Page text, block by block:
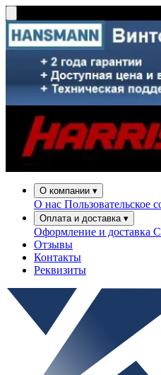
О компании ▾
О нас Пользовательское
Оплата и доставка ▾
Оформление и доставка
Отзывы
Контакты
Реквизиты